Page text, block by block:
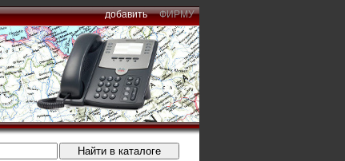
добавить ФИРМУ